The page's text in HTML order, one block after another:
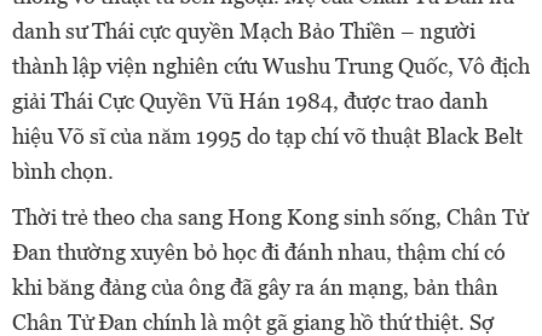
danh sư Thái cực quyền Mạch Bảo Thiền – người
thành lập viện nghiên cứu Wushu Trung Quốc, Vô địch
giải Thái Cực Quyền Vũ Hán 1984, được trao danh
hiệu Võ sĩ của năm 1995 do tạp chí võ thuật Black Belt
bình chọn.
Thời trẻ theo cha sang Hong Kong sinh sống, Chân Tử
Đan thường xuyên bỏ học đi đánh nhau, thậm chí có
khi băng đảng của ông đã gây ra án mạng, bản thân
Chân Tử Đan chính là một gã giang hồ thứ thiệt. Sợ